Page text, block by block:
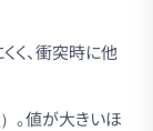
く、衝突時に他
。値が大きいほ